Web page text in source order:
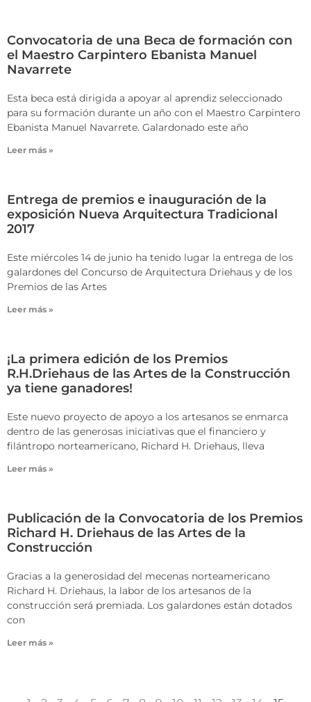
Convocatoria de una Beca de formación con
el Maestro Carpintero Ebanista Manuel
Navarrete
Esta beca está dirigida a apoyar al aprendiz seleccionado
para su formación durante un año con el Maestro Carpintero
Ebanista Manuel Navarrete. Galardonado este año
Leer más »
Entrega de premios e inauguración de la
exposición Nueva Arquitectura Tradicional
2017
Este miércoles 14 de junio ha tenido lugar la entrega de los
galardones del Concurso de Arquitectura Driehaus y de los
Premios de las Artes
Leer más »
¡La primera edición de los Premios
R.H.Driehaus de las Artes de la Construcción
ya tiene ganadores!
Este nuevo proyecto de apoyo a los artesanos se enmarca
dentro de las generosas iniciativas que el financiero y
filántropo norteamericano, Richard H. Driehaus, lleva
Leer más »
Publicación de la Convocatoria de los Premios
Richard H. Driehaus de las Artes de la
Construcción
Gracias a la generosidad del mecenas norteamericano
Richard H. Driehaus, la labor de los artesanos de la
construcción será premiada. Los galardones están dotados
con
Leer más »